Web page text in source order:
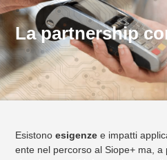
La partnership
Esistonoesigenze e impatti
ente nel percorso al Siope+ ma,